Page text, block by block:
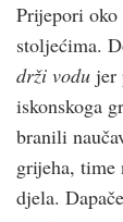
Prijepori oko
stoljećima.
drži vodu jer
iskonskoga
branili
grijeha,
djela.